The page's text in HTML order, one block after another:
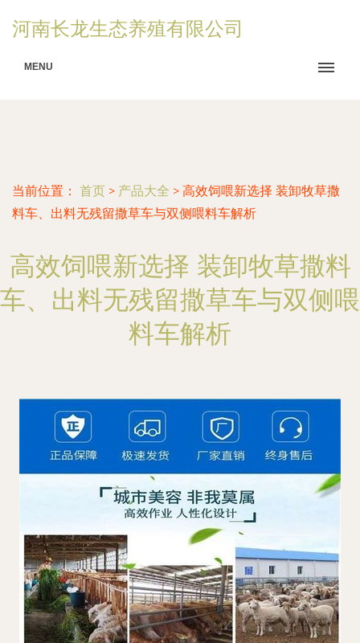
河南长龙生态养殖有限公司
MENU
当前位置： 首页 > 产品大全 > 高效饲喂新选择 装卸牧草撒
料车、出料无残留撒草车与双侧喂料车解析
高效饲喂新选择 装卸牧草撒料
车、出料无残留撒草车与双侧喂
料车解析